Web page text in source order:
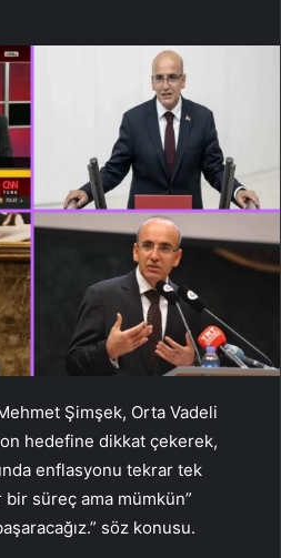
Şimşek, Orta Vadeli
hedefine dikkat çekerek,
enflasyonu tekrar tek
süreç ama mümkün”
söz konusu.